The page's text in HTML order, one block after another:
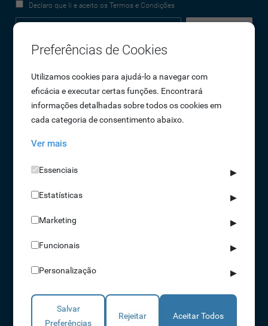
Declaro que li e aceito os Termos e Condições
Empresa
Sobre Nós
Oportunidades de Emprego
Termos e Condições
Política de Privacidade
Livro de reclamações
Soluções
Acessos
Torniquetes
Parques Auto
Preferências de Cookies
Utilizamos cookies para ajudá-lo a navegar com
eficácia e executar certas funções. Encontrará
informações detalhadas sobre todos os cookies em
cada categoria de consentimento abaixo.
Ver mais
Essenciais ▶
Estatísticas ▶
Marketing ▶
Funcionais ▶
Personalização ▶
Salvar
Preferências
Rejeitar Aceitar Todos